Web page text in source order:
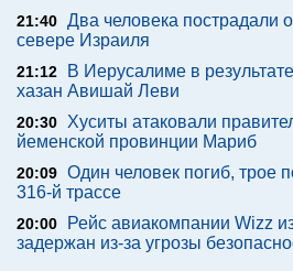
21:40 Два человека пострадали
севере Израиля
21:12
В Иерусалиме в
хазан Авишай Леви
20:30
Хуситы атаковали
йеменской провинции Мариб
20:09 Один человек погиб, трое
316-й трассе
20:00
Рейс авиакомпании Wizz
задержан из-за угрозы